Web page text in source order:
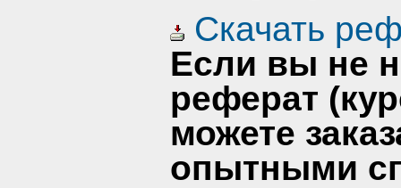
Скачать
Если вы не
реферат
можете
опытными